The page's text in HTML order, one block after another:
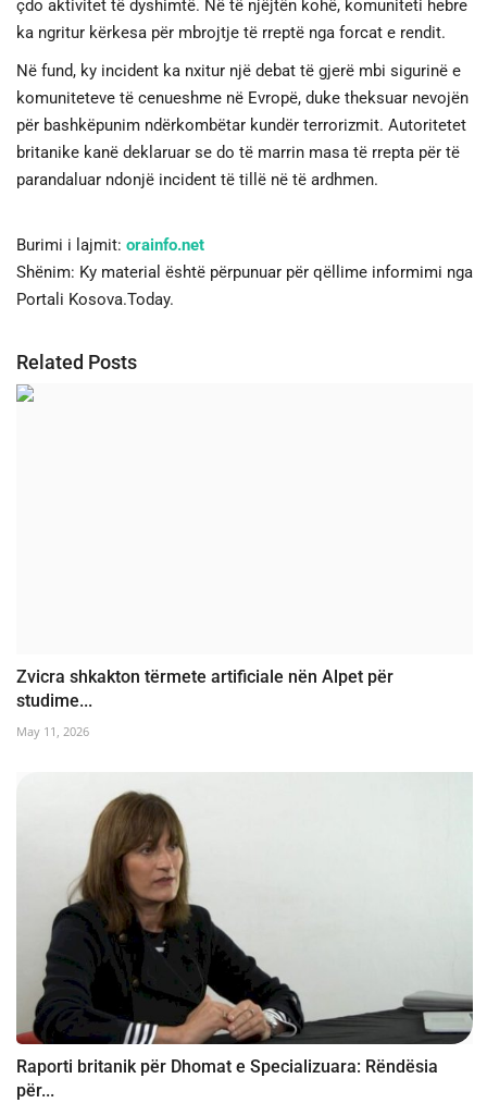
çdo aktivitet të dyshimtë. Në të njëjtën kohë, komuniteti hebre
ka ngritur kërkesa për mbrojtje të rreptë nga forcat e rendit.
Në fund, ky incident ka nxitur një debat të gjerë mbi sigurinë e
komuniteteve të cenueshme në Evropë, duke theksuar nevojën
për bashkëpunim ndërkombëtar kundër terrorizmit. Autoritetet
britanike kanë deklaruar se do të marrin masa të rrepta për të
parandaluar ndonjë incident të tillë në të ardhmen.
Burimi i lajmit: orainfo.net
Shënim: Ky material është përpunuar për qëllime informimi nga
Portali Kosova.Today.
Related Posts
Zvicra shkakton tërmete artificiale nën Alpet për
studime...
May 11, 2026
Raporti britanik për Dhomat e Specializuara: Rëndësia
për...